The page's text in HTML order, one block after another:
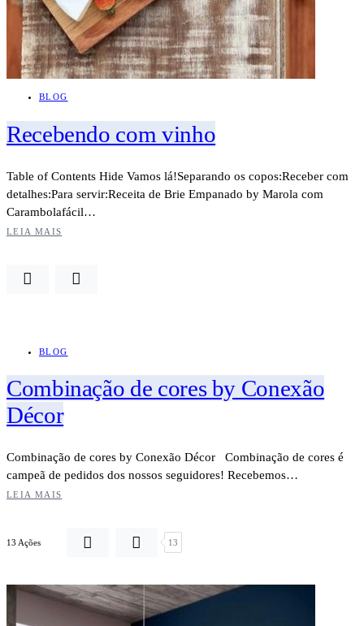
BLOG
Recebendo com vinho
Table of Contents Hide Vamos lá!Separando os copos:Receber com
detalhes:Para servir:Receita de Brie Empanado by Marola com
Carambolafácil…
LEIA MAIS
BLOG
Combinação de cores by Conexão
Décor
Combinação de cores by Conexão Décor Combinação de cores é
campeã de pedidos dos nossos seguidores! Recebemos…
LEIA MAIS
13 Ações 13